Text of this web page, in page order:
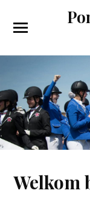
Welkom